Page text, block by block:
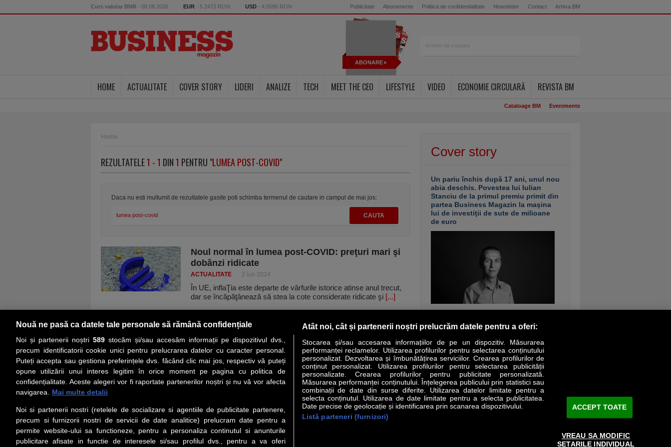
Curs valutar BNR - 08.08.2026 EUR - 5.2473 RON USD - 4.5595 RON Publicitate Abonamente Politica de confidentialitate Newsletter Contact Arhiva BM
ABONARE
HOME ACTUALITATE COVER STORY LIDERI ANALIZE TECH MEET THE CEO LIFESTYLE VIDEO ECONOMIE CIRCULARĂ REVISTA BM
Cataloage BM Evenimente
Home
REZULTATELE1 - 1 DIN1 PENTRU "LUMEA POST-COVID"
Daca nu esti multumit de rezultatele gasite poti schimba termenul de cautare in campul de mai jos:
Noul normal în lumea post-COVID: preţuri mari şi
dobânzi ridicate
ACTUALITATE 2 iun 2024
În UE, inflaŢia este departe de vârfurile istorice atinse anul trecut,
dar se încăpăţânează să stea la cote considerate ridicate şi [...]
Cover story
Un pariu închis după 17 ani, unul nou
abia deschis. Povestea lui Iulian
Stanciu de la primul premiu primit din
partea Business Magazin la maşina
lui de investiţii de sute de milioane
de euro
vezi continuarea
PRIMA PAGINĂ COVER STORY LIDERI ANALIZE HI-TECH MEET THE CEO LIFESTYLE SPECIAL OPINII
Social
Urmareste-ne pe Facebook
iarul Financiar
Despre Noi
Contact Redactie
Politica de confidentialitate
Termeni si conditii
About cookies
Servicii Revista Business Magazin
Nouă ne pasă ca datele tale personale să rămână confidențiale
Noi și partenerii noștri 589stocăm și/sau accesăm informații pe dispozitivul dvs.,
precum identificatorii cookie unici pentru prelucrarea datelor cu caracter personal.
Puteți accepta sau gestiona preferințele dvs. făcând clic mai jos, respectiv vă puteți
opune utilizării unui interes legitim în orice moment pe pagina cu politica de
confidențialitate. Aceste alegeri vor fi raportate partenerilor noștri și nu vă vor afecta
navigarea.
Mai multe detalii
Noi si partenerii nostri (retelele de socializare si agentiile de publicitate partenere,
precum si furnizorii nostri de servicii de date analitice) prelucram date pentru a
permite website-ului sa functioneze, pentru a personaliza continutul si anunturile
publicitare afisate in functie de interesele si/sau profilul dvs., pentru a va oferi
Atât noi, cât și partenerii noștri prelucrăm datele pentru a oferi:
Stocarea și/sau accesarea informațiilor de pe un dispozitiv. Măsurarea
performanței reclamelor. Utilizarea profilurilor pentru selectarea conținutului
personalizat. Dezvoltarea și îmbunătățirea serviciilor. Crearea profilurilor de
conținut personalizat. Utilizarea profilurilor pentru selectarea publicității
personalizate. Crearea profilurilor pentru publicitate personalizată.
Măsurarea performanței conținutului. Înțelegerea publicului prin statistici sau
combinații de date din surse diferite. Utilizarea datelor limitate pentru a
selecta conținutul. Utilizarea de date limitate pentru a selecta publicitatea.
Date precise de geolocație și identificarea prin scanarea dispozitivului.
Listă parteneri (furnizori)
ACCEPT TOATE
VREAU SA MODIFIC
SETARILE INDIVIDUAL